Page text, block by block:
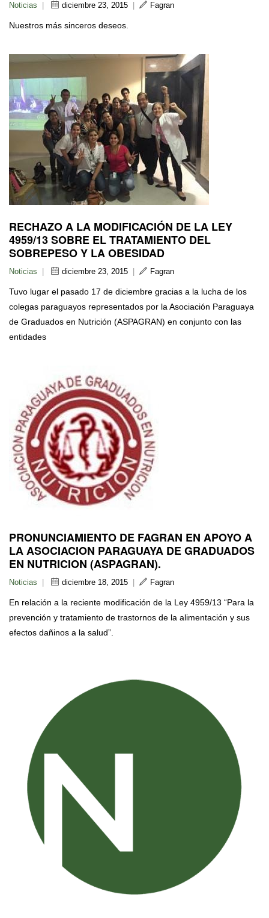
Noticias diciembre 23, 2015 Fagran
Nuestros más sinceros deseos.
RECHAZO A LA MODIFICACIÓN DE LA LEY
4959/13 SOBRE EL TRATAMIENTO DEL
SOBREPESO Y LA OBESIDAD
Noticias diciembre 23, 2015 Fagran
Tuvo lugar el pasado 17 de diciembre gracias a la lucha de los
colegas paraguayos representados por la Asociación Paraguaya
de Graduados en Nutrición (ASPAGRAN) en conjunto con las
entidades
PRONUNCIAMIENTO DE FAGRAN EN APOYO A
LA ASOCIACION PARAGUAYA DE GRADUADOS
EN NUTRICION (ASPAGRAN).
Noticias diciembre 18, 2015 Fagran
En relación a la reciente modificación de la Ley 4959/13 “Para la
prevención y tratamiento de trastornos de la alimentación y sus
efectos dañinos a la salud”.